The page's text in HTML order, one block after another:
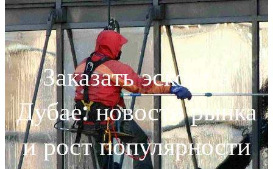
Заказать эскорт в
Дубае: новости рынка
и рост популярности